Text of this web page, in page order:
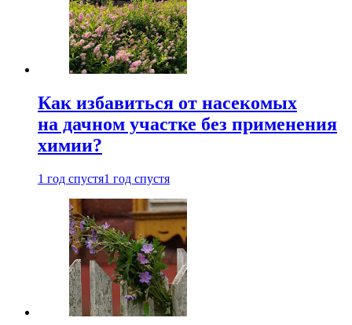
Как избавиться от насекомых
на дачном участке без применения
химии?
1 год спустя1 год спустя